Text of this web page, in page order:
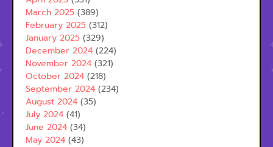
March 2025 (389)
February 2025 (312)
January 2025 (329)
December 2024 (224)
November 2024 (321)
October 2024 (218)
September 2024 (234)
August 2024 (35)
July 2024 (41)
June 2024 (34)
May 2024 (43)